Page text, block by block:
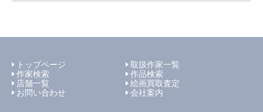
トップページ
取扱作家一覧
作家検索
作品検索
店舗一覧
絵画買取査定
お問い合わせ
会社案内